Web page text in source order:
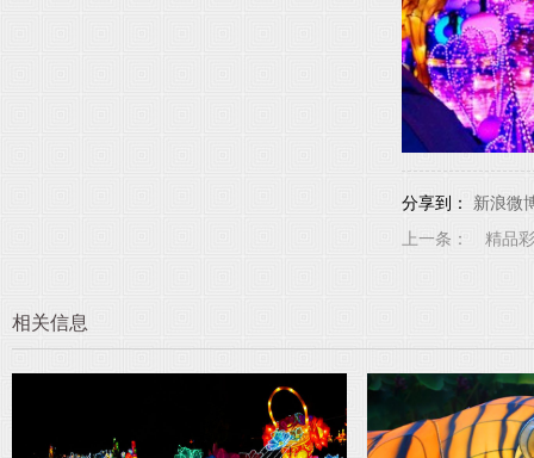
分享到：
新浪微
上一条：
精品
相关信息